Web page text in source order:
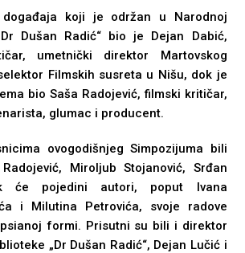
događaja koji je održan u Narodnoj
Dušan Radić“ bio je Dejan Dabić,
umetnički direktor Martovskog
Filmskih susreta u Nišu, dok je
bio Saša Radojević, filmski kritičar,
glumac i producent.
ovogodišnjeg Simpozijuma bili
Miroljub Stojanović, Srđan
će pojedini autori, poput Ivana
i Milutina Petrovića, svoje radove
formi. Prisutni su bili i direktor
„Dr Dušan Radić“, Dejan Lučić i